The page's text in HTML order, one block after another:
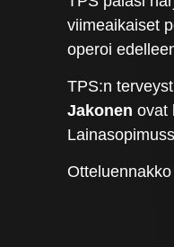
viimeaikaiset
operoi
TPS:n
Jakonenovat